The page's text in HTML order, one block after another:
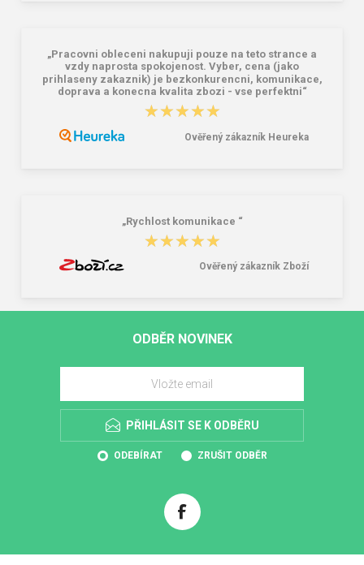
„Pracovni obleceni nakupuji pouze na teto strance a
vzdy naprosta spokojenost. Vyber, cena (jako
prihlaseny zakaznik) je bezkonkurencni, komunikace,
doprava a konecna kvalita zbozi - vse perfektni“
★★★★★
★★★★★
Ověřený zákazník Heureka
„Rychlost komunikace “
★★★★★
★★★★★
Ověřený zákazník Zboží
ODBĚR NOVINEK
PŘIHLÁSIT SE K ODBĚRU
ODEBÍRAT ZRUŠIT ODBĚR